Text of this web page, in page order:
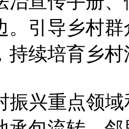
。引导乡村
持续培育乡
兴重点领域